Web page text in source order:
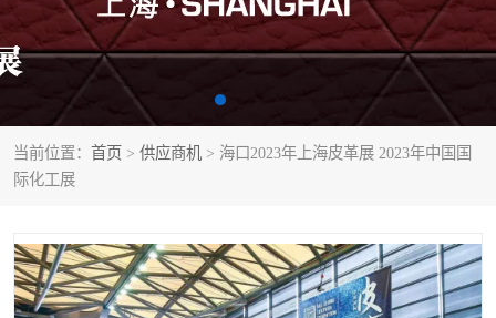
当前位置： 首页 > 供应商机 > 海口2023年上海皮革展 2023年中国国
际化工展